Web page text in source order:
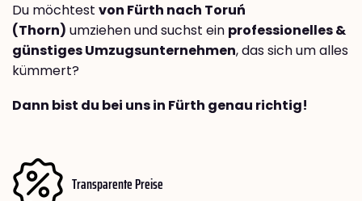
Du möchtest von Fürth nach Toruń
(Thorn) umziehen und suchst ein professionelles &
günstiges Umzugsunternehmen, das sich um alles
kümmert?
Dann bist du bei uns in Fürth genau richtig!
Transparente Preise